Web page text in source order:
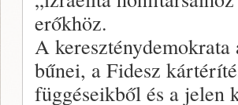
erőkhöz.
A
bűnei, a Fidesz
függéseikből és a jelen